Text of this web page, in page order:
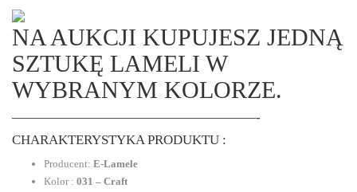
NA AUKCJI KUPUJESZ JEDNĄ
SZTUKĘ LAMELI W
WYBRANYM KOLORZE.
——————————————————-
CHARAKTERYSTYKA PRODUKTU :
Producent: E-Lamele
Kolor : 031 – Craft